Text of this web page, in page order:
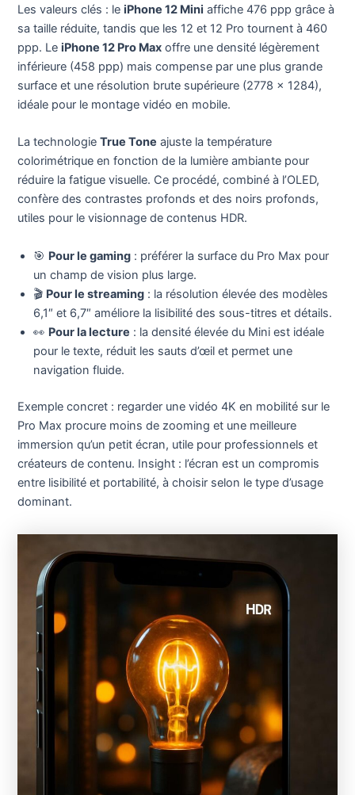
Les valeurs clés : leiPhone 12 Mini affiche 476 ppp grâce à
sa taille réduite, tandis que les 12 et 12 Pro tournent à 460
ppp. LeiPhone 12 Pro Max offre une densité légèrement
inférieure (458 ppp) mais compense par une plus grande
surface et une résolution brute supérieure (2778 x 1284),
idéale pour le montage vidéo en mobile.
La technologieTrue Tone ajuste la température
colorimétrique en fonction de la lumière ambiante pour
réduire la fatigue visuelle. Ce procédé, combiné à l’OLED,
confère des contrastes profonds et des noirs profonds,
utiles pour le visionnage de contenus HDR.
🎯 Pour le gaming : préférer la surface du Pro Max pour
un champ de vision plus large.
🎬 Pour le streaming : la résolution élevée des modèles
6,1″ et 6,7″ améliore la lisibilité des sous-titres et détails.
👀 Pour la lecture : la densité élevée du Mini est idéale
pour le texte, réduit les sauts d’œil et permet une
navigation fluide.
Exemple concret : regarder une vidéo 4K en mobilité sur le
Pro Max procure moins de zooming et une meilleure
immersion qu’un petit écran, utile pour professionnels et
créateurs de contenu. Insight : l’écran est un compromis
entre lisibilité et portabilité, à choisir selon le type d’usage
dominant.